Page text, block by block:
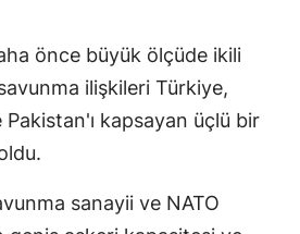
önce büyük ölçüde ikili
ilişkileri Türkiye,
kapsayan üçlü bir
sanayii ve NATO